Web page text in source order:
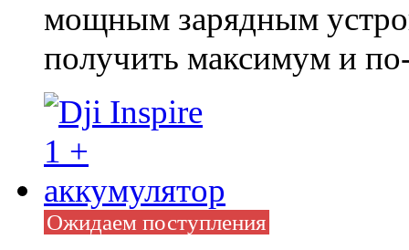
мощным зарядным
получить максимум и
Ожидаем поступления